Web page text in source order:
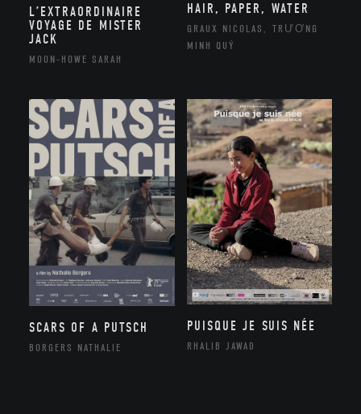
L’EXTRAORDINAIRE
VOYAGE DE MISTER
JACK
MOON-HOWE SARAH
HAIR, PAPER, WATER
GRAUX NICOLAS, TRƯƠNG
MINH QUÝ
SCARS OF A PUTSCH
BORGERS NATHALIE
PUISQUE JE SUIS NÉE
RHALIB JAWAD